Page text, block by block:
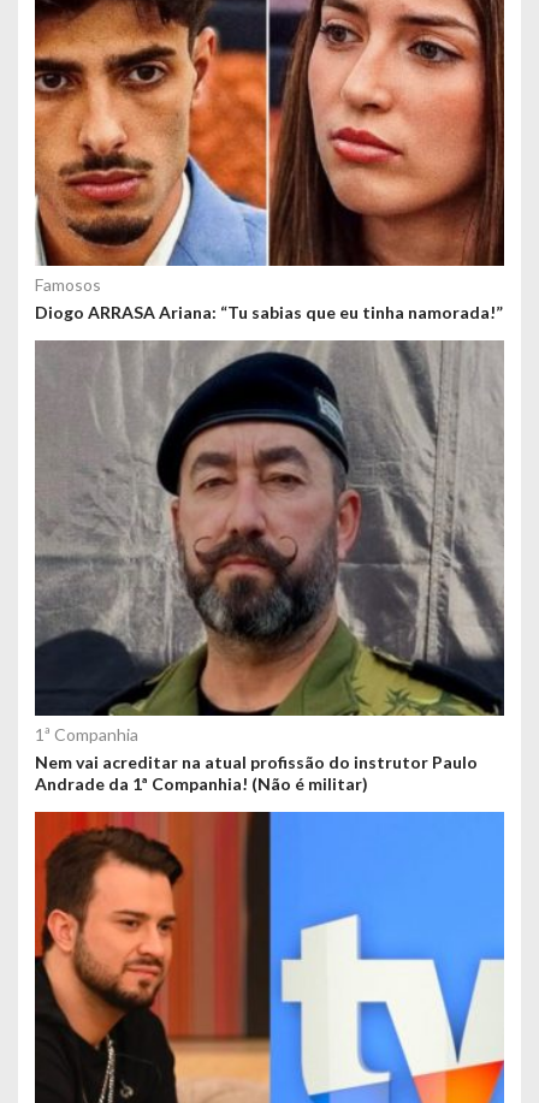
d
o
s
Famosos
Diogo ARRASA Ariana: “Tu sabias que eu tinha namorada!”
1ª Companhia
Nem vai acreditar na atual profissão do instrutor Paulo
Andrade da 1ª Companhia! (Não é militar)